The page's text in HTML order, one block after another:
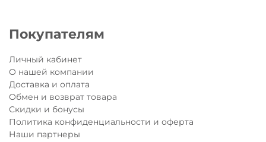
Покупателям
Личный кабинет
О нашей компании
Доставка и оплата
Обмен и возврат товара
Скидки и бонусы
Политика конфиденциальности и оферта
Наши партнеры